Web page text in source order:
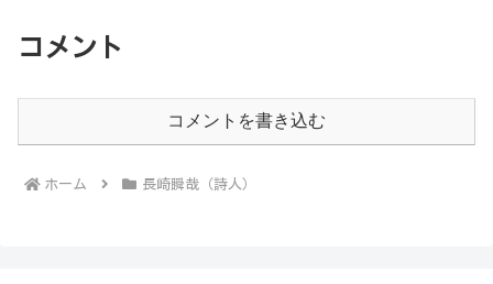
コメント
コメントを書き込む
ホーム 長崎瞬哉（詩人）